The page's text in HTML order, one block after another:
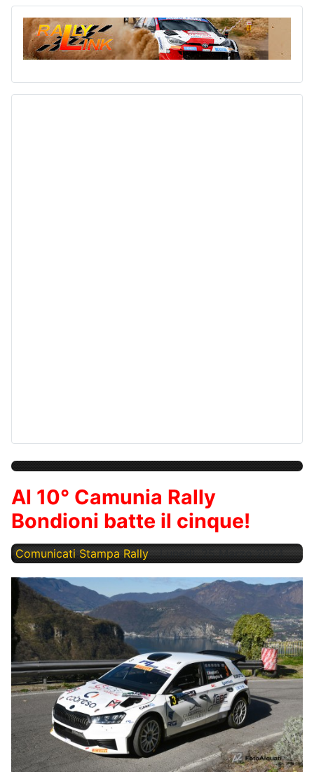
Al 10° Camunia Rally
Bondioni batte il cinque!
Comunicati Stampa Rally Lunedì, 25 Marzo 2024